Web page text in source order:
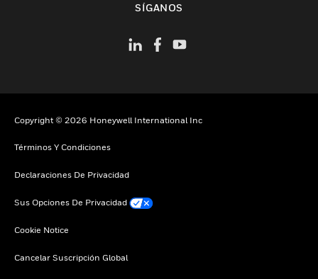
SÍGANOS
Copyright © 2026 Honeywell International Inc
Términos Y Condiciones
Declaraciones De Privacidad
Sus Opciones De Privacidad
Cookie Notice
Cancelar Suscripción Global